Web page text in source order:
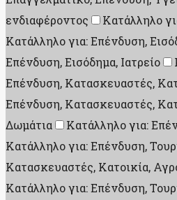
ενδιαφέροντος
Κατάλληλο
Κατάλληλο για: Επένδυση,
Επένδυση, Εισόδημα, Ιατρείο
Επένδυση, Κατασκευαστές,
Επένδυση, Κατασκευαστές,
Δωμάτια
Κατάλληλο για:
Κατάλληλο για: Επένδυση,
Κατασκευαστές, Κατοικία,
Κατάλληλο για: Επένδυση,